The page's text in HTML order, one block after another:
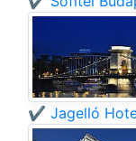
✔️ Jagelló